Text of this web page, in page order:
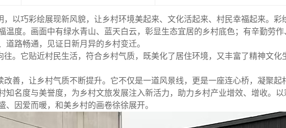
以巧彩绘展现新风貌，让乡村环境美起来、文化活起来、村民幸福起来。
度。画面中有绿水青山、蓝天白云，彰显生态宜居的乡村底色；有辛勤劳
路畅通，见证日新月异的乡村变迁。
。它贴近村民生活，符合乡村气质，既美化了居住环境，又丰富了精神文化
善，让乡村气质不断提升。它不仅是一道风景线，更是一座连心桥，凝聚起
名度与美誉度，为乡村文旅发展注入新活力，助力乡村产业增效、增收。
因爱而暖，和美乡村的画卷徐徐展开。